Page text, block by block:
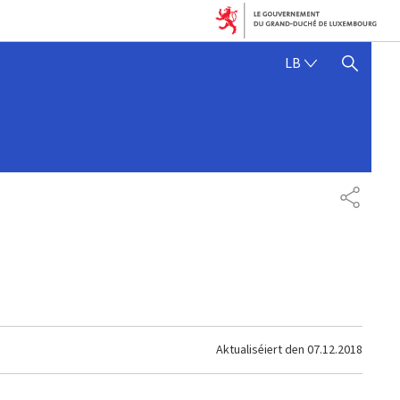
LB SHOW HIDE SEARCH
Aktualiséiert den 07.12.2018